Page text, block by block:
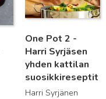
One Pot 2 -
Harri Syrjäsen
yhden kattilan
suosikkireseptit
Harri Syrjänen